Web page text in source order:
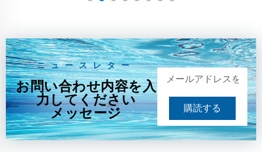
ニュースレター
お問い合わせ内容を入
力してください
メッセージ
購読する